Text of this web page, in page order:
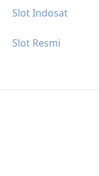
Slot Indosat
Slot Resmi